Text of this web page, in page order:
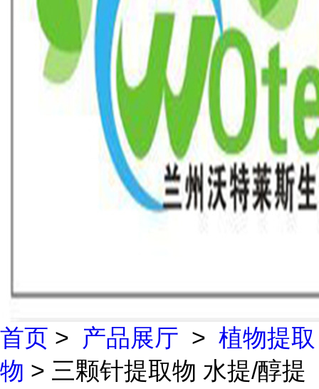
首页 > 产品展厅 > 植物提取
物 > 三颗针提取物 水提/醇提